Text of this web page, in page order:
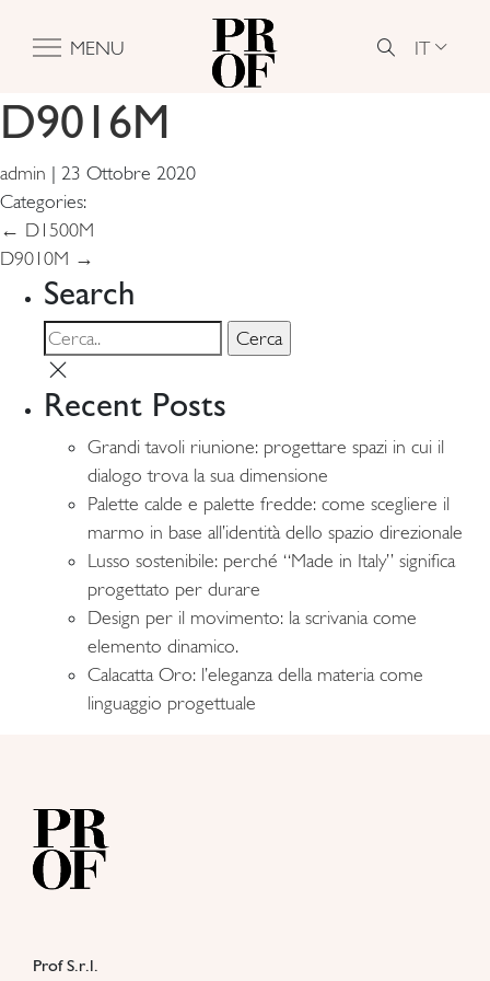
MENU IT
D9016M
admin | 23 Ottobre 2020
Categories:
Navigazione
articoli
← D1500M
D9010M →
Search
Recent Posts
Grandi tavoli riunione: progettare spazi in cui il
dialogo trova la sua dimensione
Palette calde e palette fredde: come scegliere il
marmo in base all’identità dello spazio direzionale
Lusso sostenibile: perché “Made in Italy” significa
progettato per durare
Design per il movimento: la scrivania come
elemento dinamico.
Calacatta Oro: l’eleganza della materia come
linguaggio progettuale
Prof S.r.l.